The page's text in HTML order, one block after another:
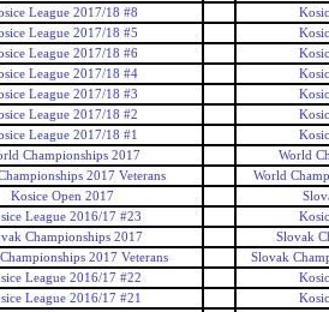
League 2017/18 #8
League 2017/18 #5
League 2017/18 #6
League 2017/18 #4
League 2017/18 #3
League 2017/18 #2
League 2017/18 #1
Championships 2017
World
2017 Veterans
World
Kosice Open 2017
League 2016/17 #23
Championships 2017
Slovak
2017 Veterans
Slovak
League 2016/17 #22
League 2016/17 #21